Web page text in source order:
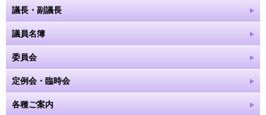
議長・副議長
議員名簿
委員会
定例会・臨時会
各種ご案内